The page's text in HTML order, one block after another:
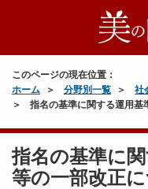
このページの現在位置：
ホーム
分野別一覧 社
指名の基準に関する運用基
指名の基準に
等の一部改正